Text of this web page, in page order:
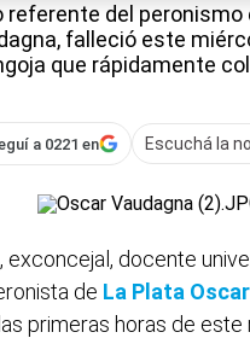
referente del peronismo
falleció este
que rápidamente
a 0221 en
Escuchá la
exconcejal, docente
de La Plata
primeras horas de este